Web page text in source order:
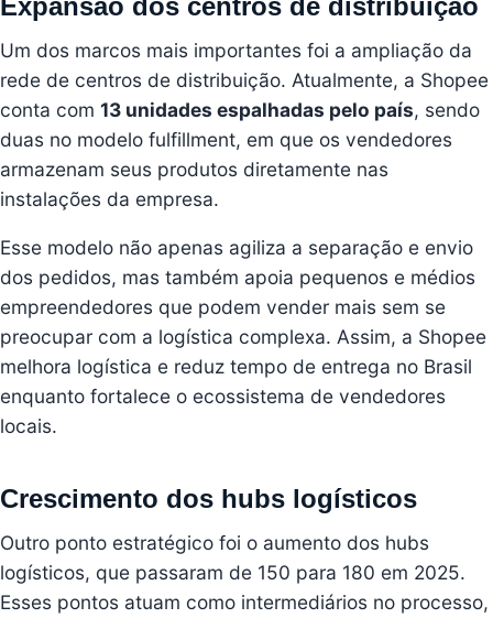
Expansão dos centros de distribuição
Um dos marcos mais importantes foi a ampliação da
rede de centros de distribuição. Atualmente, a Shopee
conta com 13 unidades espalhadas pelo país, sendo
duas no modelo fulfillment, em que os vendedores
armazenam seus produtos diretamente nas
instalações da empresa.
Esse modelo não apenas agiliza a separação e envio
dos pedidos, mas também apoia pequenos e médios
empreendedores que podem vender mais sem se
preocupar com a logística complexa. Assim, a Shopee
melhora logística e reduz tempo de entrega no Brasil
enquanto fortalece o ecossistema de vendedores
locais.
Crescimento dos hubs logísticos
Outro ponto estratégico foi o aumento dos hubs
logísticos, que passaram de 150 para 180 em 2025.
Esses pontos atuam como intermediários no processo,